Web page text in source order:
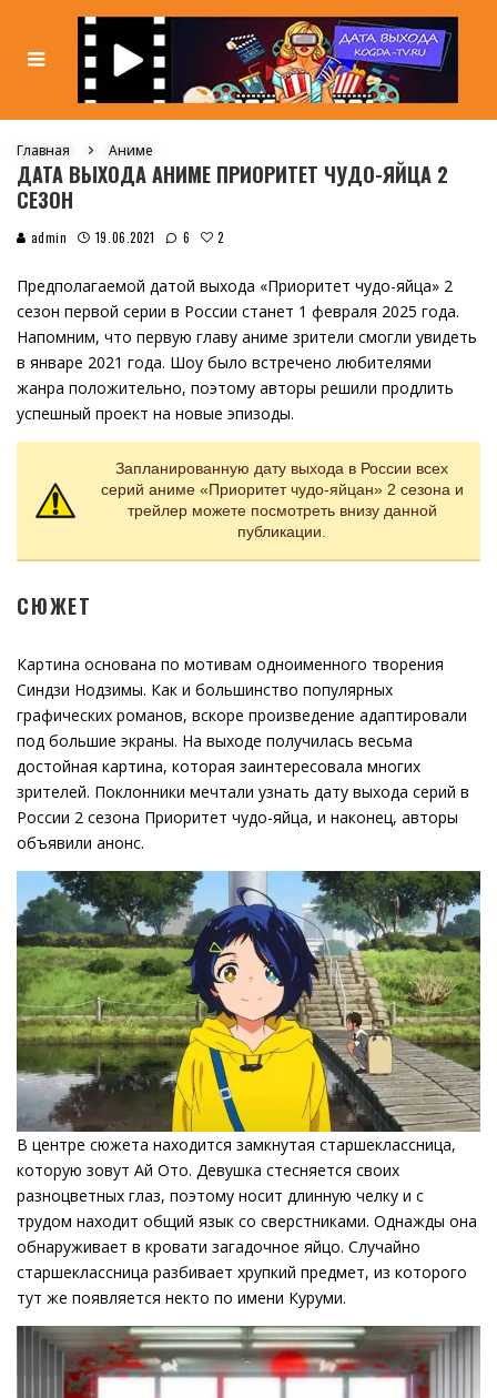
Главная Аниме
ДАТА ВЫХОДА АНИМЕ ПРИОРИТЕТ ЧУДО-ЯЙЦА 2
СЕЗОН
admin 19.06.2021 6 2
Предполагаемой датой выхода «Приоритет чудо-яйца» 2
сезон первой серии в России станет 1 февраля 2025 года.
Напомним, что первую главу аниме зрители смогли увидеть
в январе 2021 года. Шоу было встречено любителями
жанра положительно, поэтому авторы решили продлить
успешный проект на новые эпизоды.
Запланированную дату выхода в России всех
серий аниме «Приоритет чудо-яйцан» 2 сезона и
трейлер можете посмотреть внизу данной
публикации.
СЮЖЕТ
Картина основана по мотивам одноименного творения
Синдзи Нодзимы. Как и большинство популярных
графических романов, вскоре произведение адаптировали
под большие экраны. На выходе получилась весьма
достойная картина, которая заинтересовала многих
зрителей. Поклонники мечтали узнать дату выхода серий в
России 2 сезона Приоритет чудо-яйца, и наконец, авторы
объявили анонс.
В центре сюжета находится замкнутая старшеклассница,
которую зовут Ай Ото. Девушка стесняется своих
разноцветных глаз, поэтому носит длинную челку и с
трудом находит общий язык со сверстниками. Однажды она
обнаруживает в кровати загадочное яйцо. Случайно
старшеклассница разбивает хрупкий предмет, из которого
тут же появляется некто по имени Куруми.